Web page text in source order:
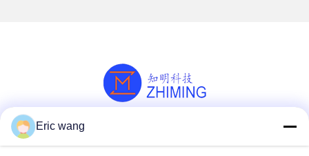
Eric wang